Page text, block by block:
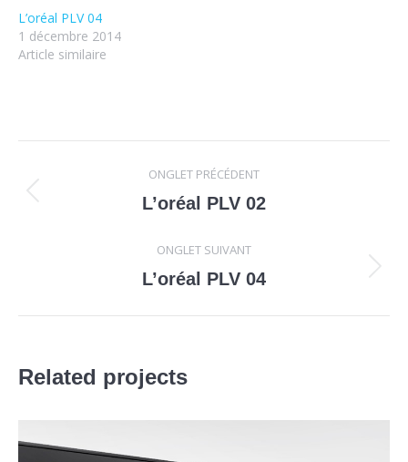
L’oréal PLV 04
1 décembre 2014
Article similaire
de
commentaire
ONGLET PRÉCÉDENT
Onglet
L’oréal PLV 02
ONGLET SUIVANT
Projets
L’oréal PLV 04
Related projects